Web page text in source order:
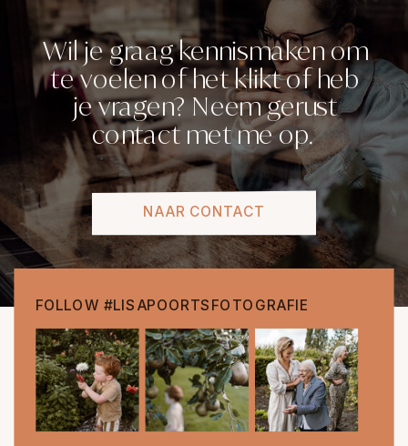
Wil je graag kennismaken om
te voelen of het klikt of heb
je vragen? Neem gerust
contact met me op.
NAAR CONTACT
FOLLOW #LISAPOORTSFOTOGRAFIE